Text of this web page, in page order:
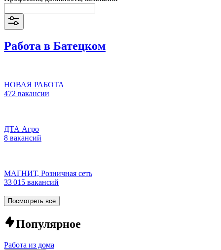
Работа в Батецком
НОВАЯ РАБОТА
472 вакансии
ДТА Агро
8 вакансий
МАГНИТ, Розничная сеть
33 015 вакансий
Посмотреть все
Популярное
Работа из дома